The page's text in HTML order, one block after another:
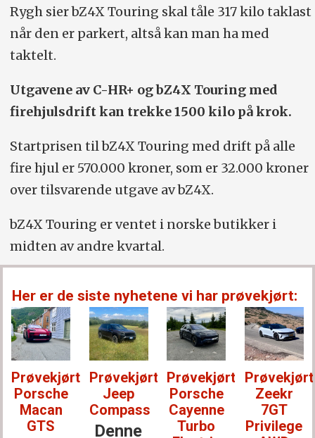
Rygh sier bZ4X Touring skal tåle 317 kilo taklast
når den er parkert, altså kan man ha med
taktelt.
Utgavene av C-HR+ og bZ4X Touring med
firehjulsdrift kan trekke 1500 kilo på krok.
Startprisen til bZ4X Touring med drift på alle
fire hjul er 570.000 kroner, som er 32.000 kroner
over tilsvarende utgave av bZ4X.
bZ4X Touring er ventet i norske butikker i
midten av andre kvartal.
Her er de siste nyhetene vi har prøvekjørt:
Prøvekjørt:
Jeep
Compass
Denne
Prøvekjørt:
Porsche
Cayenne
Turbo
Prøvekjørt:
Zeekr
7GT
Privilege
Lexus
RZ 550e
En uke